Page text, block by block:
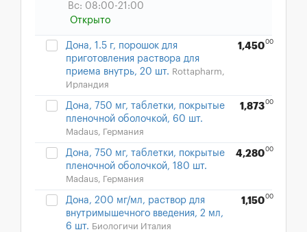
Вс: 08:00-21:00
Открыто
Дона, 1.5 г, порошок для
приготовления раствора для
приема внутрь, 20 шт. Rottapharm,
Ирландия
1,45000
Дона, 750 мг, таблетки, покрытые
пленочной оболочкой, 60 шт.
Madaus, Германия
1,87300
Дона, 750 мг, таблетки, покрытые
пленочной оболочкой, 180 шт.
Madaus, Германия
4,28000
Дона, 200 мг/мл, раствор для
внутримышечного введения, 2 мл,
6 шт. Биологичи Италия
1,15000